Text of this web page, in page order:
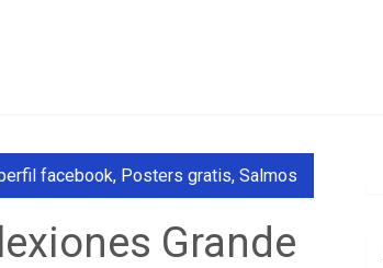
facebook, Posters gratis, Salmos
Grande